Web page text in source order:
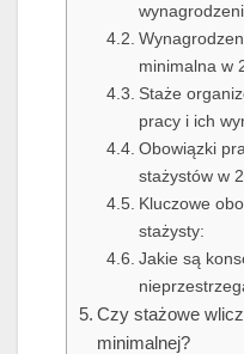
minimalna w
Staże
pracy i ich
Obowiązki
stażystów w
Kluczowe
stażysty:
Jakie są
Czy stażowe
minimalnej?